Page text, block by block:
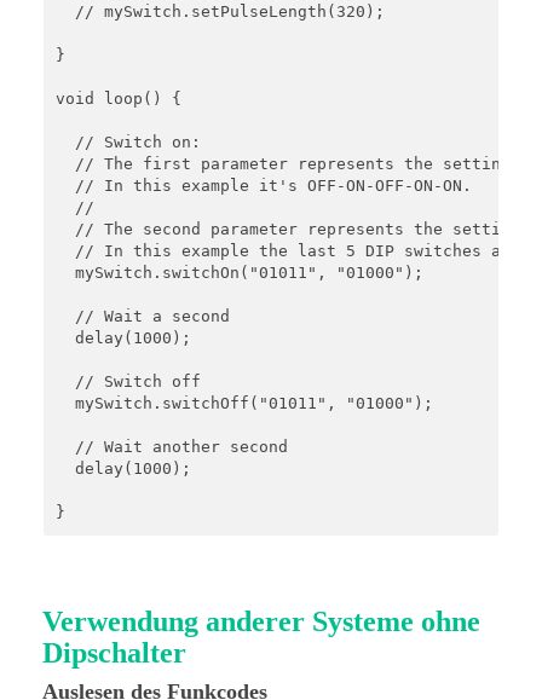
  // mySwitch.setPulseLength(320);
}
void loop() {
  // Switch on:
// The first parameter represents the setting
  // In this example it's OFF-ON-OFF-ON-ON.
  //
// The second parameter represents the setting
// In this example the last 5 DIP switches are
  mySwitch.switchOn("01011", "01000");
  // Wait a second
  delay(1000);
  // Switch off
  mySwitch.switchOff("01011", "01000");
  // Wait another second
  delay(1000);
}
Verwendung anderer Systeme ohne
Dipschalter
Auslesen des Funkcodes